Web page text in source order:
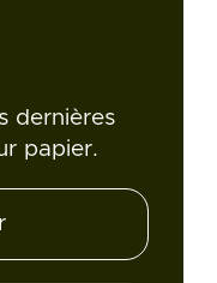
dernières
papier.